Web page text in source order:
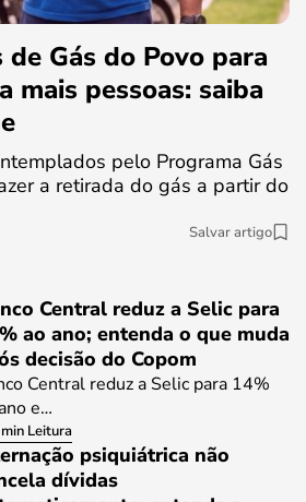
Gás do Povo para
mais pessoas: saiba
pelo Programa Gás
a retirada do gás a partir do
Salvar artigo
Central reduz a Selic para
ao ano; entenda o que muda
decisão do Copom
Central reduz a Selic para 14%
e…
Leitura
psiquiátrica não
dívidas